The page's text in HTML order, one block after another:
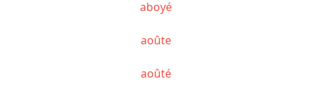
aboyé
aoûte
aoûté